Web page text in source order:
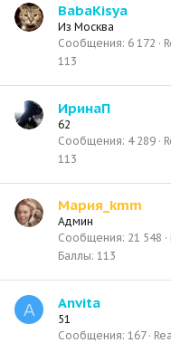
BabaKisya
Из Москва
Сообщения 6 172
113
ИринаП
62
Сообщения 4 289
113
Мария_kmm
Админ
Сообщения 21 548
Баллы 113
A Anvita
51
Сообщения 167